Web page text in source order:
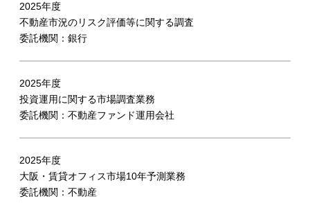
2025年度
不動産市況のリスク評価等に関する調査
委託機関：銀行
2025年度
投資運用に関する市場調査業務
委託機関：不動産ファンド運用会社
2025年度
大阪・賃貸オフィス市場10年予測業務
委託機関：不動産